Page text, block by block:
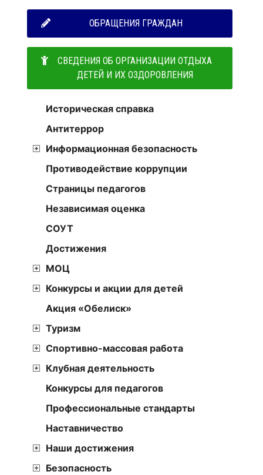
ОБРАЩЕНИЯ ГРАЖДАН
СВЕДЕНИЯ ОБ ОРГАНИЗАЦИИ ОТДЫХА
ДЕТЕЙ И ИХ ОЗДОРОВЛЕНИЯ
Историческая справка
Антитеррор
Информационная безопасность
Противодействие коррупции
Страницы педагогов
Независимая оценка
СОУТ
Достижения
МОЦ
Конкурсы и акции для детей
Акция «Обелиск»
Туризм
Спортивно-массовая работа
Клубная деятельность
Конкурсы для педагогов
Профессиональные стандарты
Наставничество
Наши достижения
Безопасность